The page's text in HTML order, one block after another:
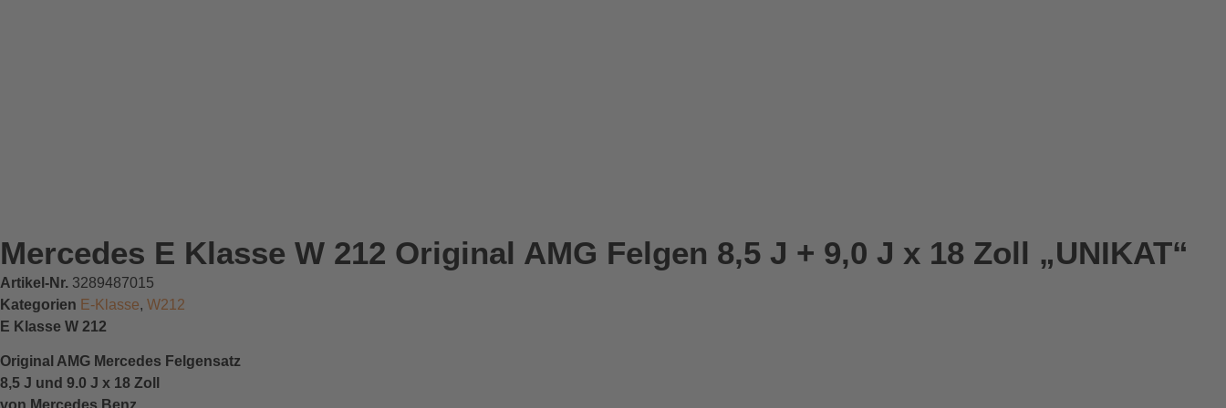
Mercedes E Klasse W 212 Original AMG Felgen 8,5 J + 9,0 J x 18 Zoll „UNIKAT“
Artikel-Nr. 3289487015
Kategorien E-Klasse, W212
E Klasse W 212
Original AMG Mercedes Felgensatz
8,5 J und 9.0 J x 18 Zoll